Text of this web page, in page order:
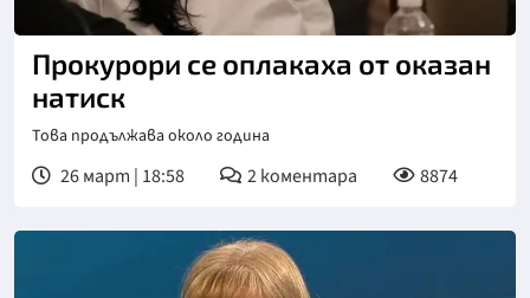
Снимка: БТА
Прокурори се оплакаха от оказан
натиск
Това продължава около година
26 март | 18:58 2коментара 8874